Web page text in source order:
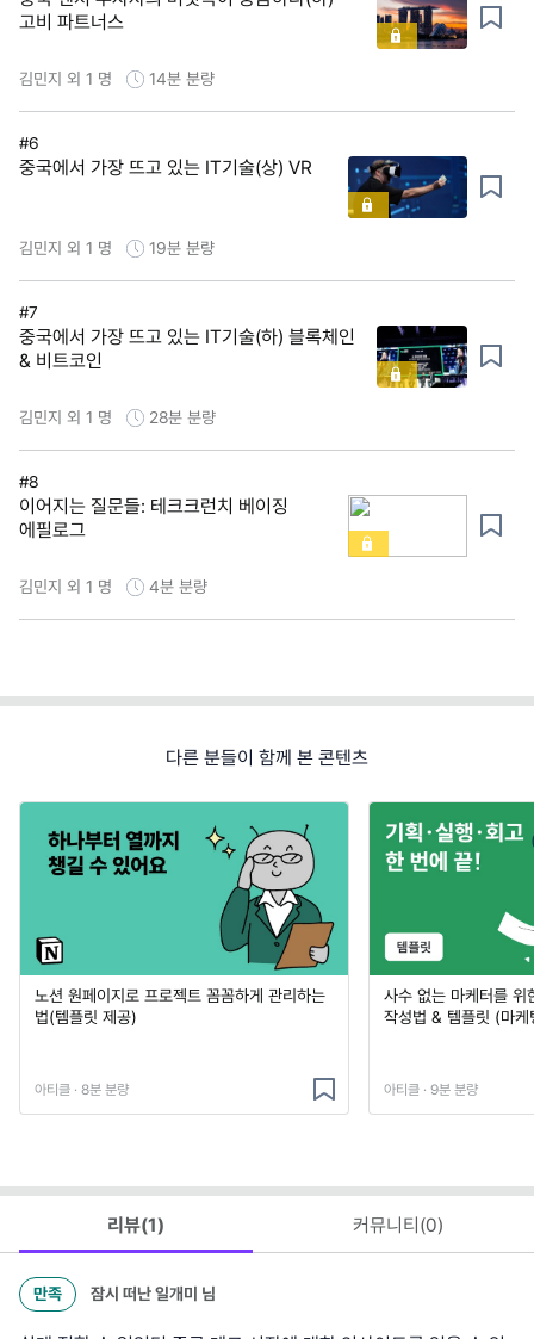
고비 파트너스
김민지 외 1 명 14분 분량
#6
중국에서 가장 뜨고 있는 IT기술(상) VR
김민지 외 1 명 19분 분량
#7
중국에서 가장 뜨고 있는 IT기술(하) 블록체인
& 비트코인
김민지 외 1 명 28분 분량
#8
이어지는 질문들: 테크크런치 베이징
에필로그
김민지 외 1 명 4분 분량
다른 분들이 함께 본 콘텐츠
노션 원페이지로 프로젝트 꼼꼼하게 관리하는
법(템플릿 제공)
아티클 · 8분 분량
사수 없는 마케터를 위
작성법 & 템플릿 (마
아티클 · 9분 분량
리뷰(1) 커뮤니티(0)
만족 잠시 떠난 일개미 님